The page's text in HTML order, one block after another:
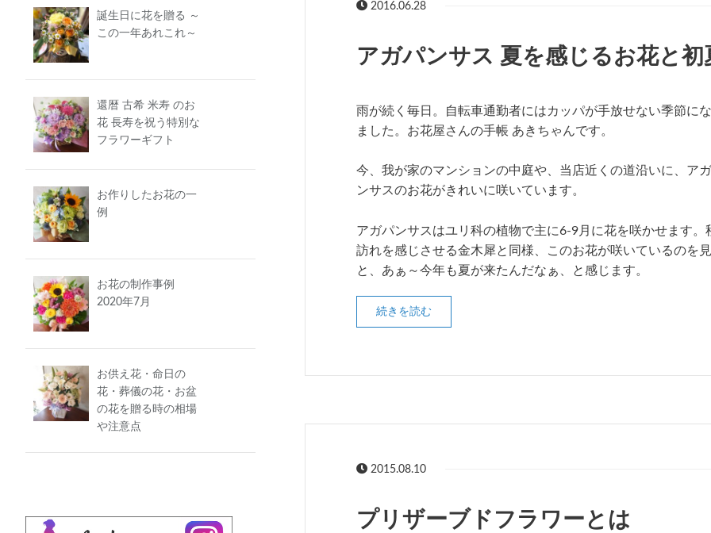
2016.06.28
アガパンサス 夏を感じるお花と初
雨が続く毎日。自転車通勤者にはカッパが手放せない季節に
ました。お花屋さんの手帳 あきちゃんです。
今、我が家のマンションの中庭や、当店近くの道沿いに、ア
ンサスのお花がきれいに咲いています。
アガパンサスはユリ科の植物で主に6-9月に花を咲かせます。
訪れを感じさせる金木犀と同様、このお花が咲いているのを
と、あぁ～今年も夏が来たんだなぁ、と感じます。
続きを読む
2015.08.10
プリザーブドフラワーとは
誕生日に花を贈る ～
この一年あれこれ～
還暦 古希 米寿 のお
花 長寿を祝う特別な
フラワーギフト
お作りしたお花の一
例
お花の制作事例
2020年7月
お供え花・命日の
花・葬儀の花・お盆
の花を贈る時の相場
や注意点